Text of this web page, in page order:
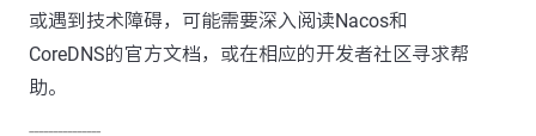
或遇到技术障碍，可能需要深入阅读Nacos和
CoreDNS的官方文档，或在相应的开发者社区寻求帮
助。
---------------